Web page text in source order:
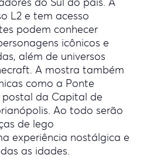
L2 e tem acesso
podem conhecer
icônicos e
além de universos
A mostra também
como a Ponte
postal da Capital de
Ao todo serão
de lego
experiência nostálgica e
as idades.